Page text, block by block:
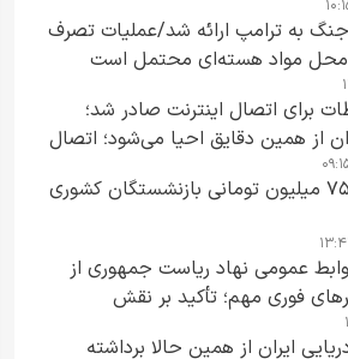
به ترامپ ارائه شد/عملیات تصرف
محل مواد هسته‌ای محتمل است
برای اتصال اینترنت صادر شد؛
از همین دقایق احیا می‌شود؛ اتصال
آغاز ثبت‌نام وام ۷۵ میلیون تومانی بازنشستگان کشوری
عمومی نهاد ریاست جمهوری از
فوری مهم؛ تأکید بر نقش
و مسئول در ارتقای آگاهی عمومی
ایران از همین حالا برداشته